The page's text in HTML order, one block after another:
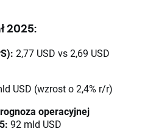
2025:
2,77 USD vs 2,69 USD
USD (wzrost o 2,4% r/r)
operacyjnej
92 mld USD